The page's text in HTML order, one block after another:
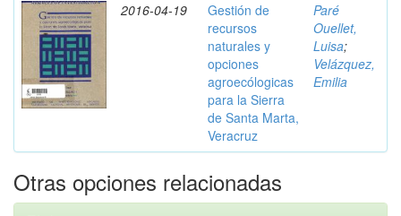
2016-04-19
Gestión de
recursos
naturales y
opciones
agroecólogicas
para la Sierra
de Santa Marta,
Veracruz
Paré
Ouellet,
Luisa;
Velázquez,
Emilia
Otras opciones relacionadas